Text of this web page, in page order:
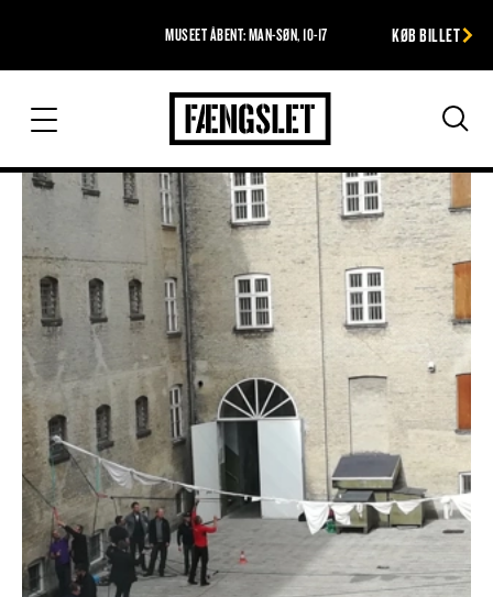
MUSEET ÅBENT: MAN-SØN, 10-17 KØB BILLET
Fængslet
Søg